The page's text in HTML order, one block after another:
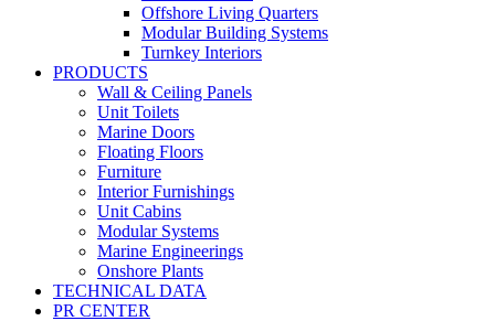
Offshore Living Quarters
Modular Building Systems
Turnkey Interiors
PRODUCTS
Wall & Ceiling Panels
Unit Toilets
Marine Doors
Floating Floors
Furniture
Interior Furnishings
Unit Cabins
Modular Systems
Marine Engineerings
Onshore Plants
TECHNICAL DATA
PR CENTER